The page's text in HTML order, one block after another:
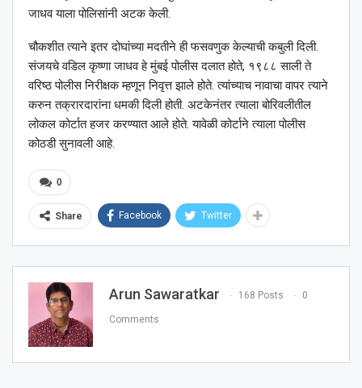
जाधव याला पोलिसांनी अटक केली.
चौकशीत त्याने इतर दोघांच्या मदतीने ही फसवणुक केल्याची कबुली दिली.
संजयचे वडिल कृष्णा जाधव हे मुंबई पोलीस दलात होते, १९८८ साली ते
वरिष्ठ पोलीस निरीक्षक म्हणून निवृत्त झाले होते. त्यांच्याच नावाचा वापर त्याने
करुन तक्रारदारांना धमकी दिली होती. अटकेनंतर त्याला बोरिवलीतील
लोकल कोर्टात हजर करण्यात आले होते. यावेळी कोर्टाने त्याला पोलीस
कोठडी सुनावली आहे.
0
Share Facebook Twitter
Arun Sawaratkar 168 Posts 0
Comments